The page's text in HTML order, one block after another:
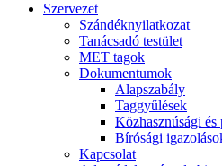
Szervezet
Szándéknyilatkozat
Tanácsadó testület
MET tagok
Dokumentumok
Alapszabály
Taggyűlések
Közhasznúsági
Bírósági
Kapcsolat